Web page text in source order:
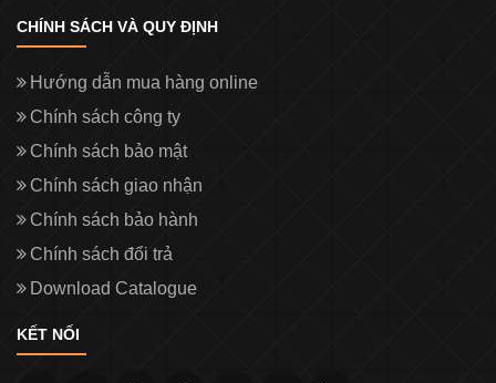
CHÍNH SÁCH VÀ QUY ĐỊNH
Hướng dẫn mua hàng online
Chính sách công ty
Chính sách bảo mật
Chính sách giao nhận
Chính sách bảo hành
Chính sách đổi trả
Download Catalogue
KẾT NỐI